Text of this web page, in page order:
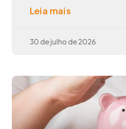
Leia mais
30 de julho de 2026